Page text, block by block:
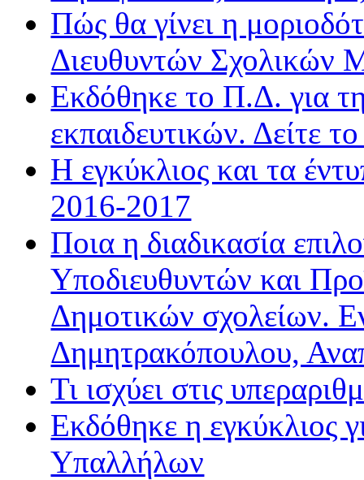
Πώς θα γίνει η
Διευθυντών Σχολικών
Εκδόθηκε το Π.Δ. για
εκπαιδευτικών. Δείτε
Η εγκύκλιος και τα
2016-2017
Ποια η διαδικασία
Υποδιευθυντών και
Δημοτικών σχολείων.
Δημητρακόπουλου,
Τι ισχύει στις
Εκδόθηκε η εγκύκλιος
Υπαλλήλων